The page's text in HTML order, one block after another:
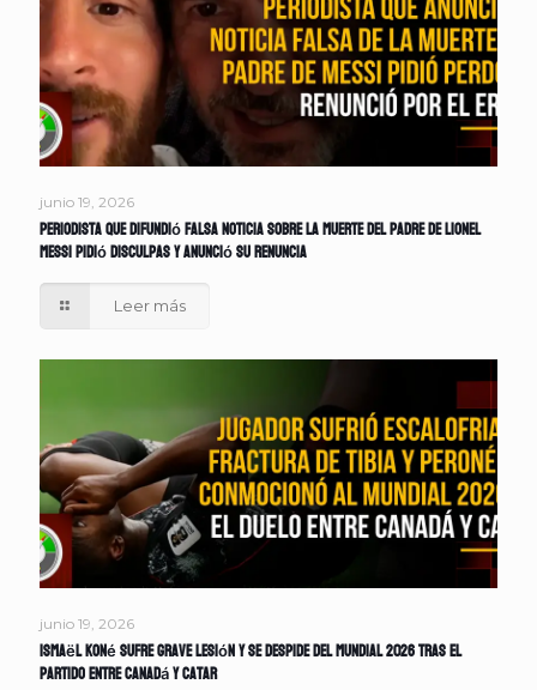
junio 19, 2026
Periodista que difundió falsa noticia sobre la muerte del padre de Lionel
Messi pidió disculpas y anunció su renuncia
Leer más
junio 19, 2026
Ismaël Koné sufre grave lesión y se despide del Mundial 2026 tras el
partido entre Canadá y Catar